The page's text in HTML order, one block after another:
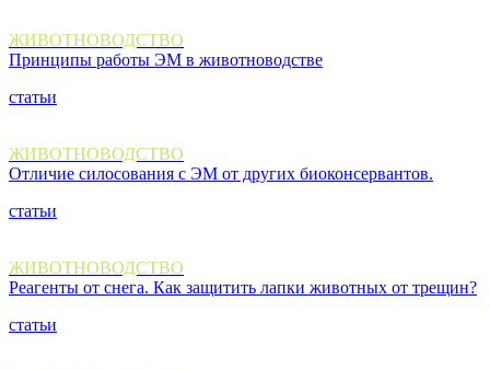
ЖИВОТНОВОДСТВО
Принципы работы ЭМ в животноводстве
статьи
ЖИВОТНОВОДСТВО
Отличие силосования с ЭМ от других биоконсервантов.
статьи
ЖИВОТНОВОДСТВО
Реагенты от снега. Как защитить лапки животных от трещин?
статьи